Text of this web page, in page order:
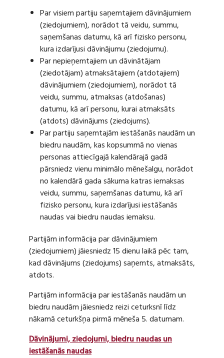
Par visiem partiju saņemtajiem dāvinājumiem
(ziedojumiem), norādot tā veidu, summu,
saņemšanas datumu, kā arī fizisko personu,
kura izdarījusi dāvinājumu (ziedojumu).
Par nepieņemtajiem un dāvinātājam
(ziedotājam) atmaksātajiem (atdotajiem)
dāvinājumiem (ziedojumiem), norādot tā
veidu, summu, atmaksas (atdošanas)
datumu, kā arī personu, kurai atmaksāts
(atdots) dāvinājums (ziedojums).
Par partiju saņemtajām iestāšanās naudām un
biedru naudām, kas kopsummā no vienas
personas attiecīgajā kalendārajā gadā
pārsniedz vienu minimālo mēnešalgu, norādot
no kalendārā gada sākuma katras iemaksas
veidu, summu, saņemšanas datumu, kā arī
fizisko personu, kura izdarījusi iestāšanās
naudas vai biedru naudas iemaksu.
Partijām informācija par dāvinājumiem
(ziedojumiem) jāiesniedz 15 dienu laikā pēc tam,
kad dāvinājums (ziedojums) saņemts, atmaksāts,
atdots.
Partijām informācija par iestāšanās naudām un
biedru naudām jāiesniedz reizi ceturksnī līdz
nākamā ceturkšņa pirmā mēneša 5. datumam.
Dāvinājumi, ziedojumi, biedru naudas un
iestāšanās naudas